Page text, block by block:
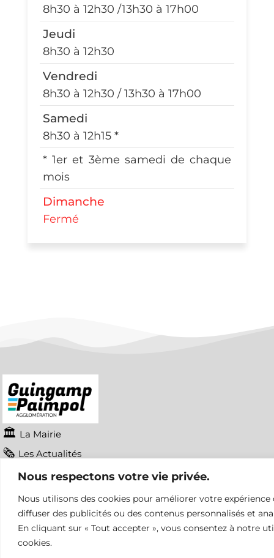
Nous respectons votre vie privée.
Nous utilisons des cookies pour améliorer votre expérience
diffuser des publicités ou des contenus personnalisés et
En cliquant sur « Tout accepter », vous consentez à notre
cookies.
8h30 à 12h30 /13h30 à 17h00
Jeudi
8h30 à 12h30
Vendredi
8h30 à 12h30 / 13h30 à 17h00
Samedi
8h30 à 12h15 *
* 1er et 3ème samedi de chaque
mois
Dimanche
Fermé
La Mairie
Les Actualités
Mentions légales
Découvrir & Bouger
La Commune
Histoire et Patrimoine
Sortir